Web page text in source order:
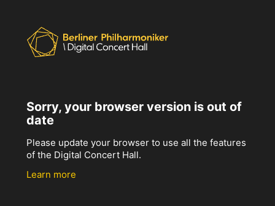
Sorry, your browser version is out of
date
Please update your browser to use all the features
of the Digital Concert Hall.
Learn more